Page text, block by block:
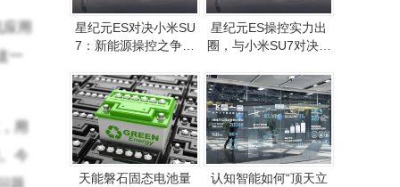
用
一
用
今
题
星纪元ES对决小米SU
7：新能源操控之争，
星纪元ES操控实力出
圈，与小米SU7对决中
天能磐石固态电池量
认知智能如何“顶天立